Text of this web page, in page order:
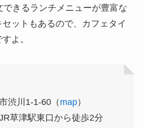
できるランチメニューが豊富な
ットもあるので、カフェタイ
よ。
渋川1-1-60（ map）
草津駅東口から徒歩2分